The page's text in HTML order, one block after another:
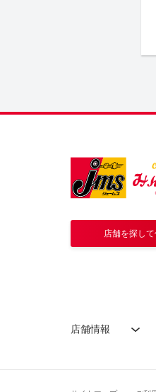
店舗を探し
店舗情報